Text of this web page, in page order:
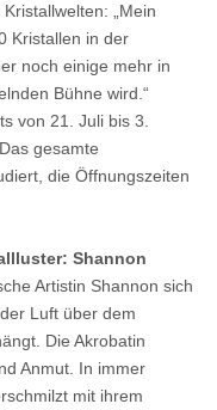
„Mein
Kristallen in der
noch einige mehr in
Bühne wird.“
von 21. Juli bis 3.
gesamte
die Öffnungszeiten
Shannon
Artistin Shannon sich
Luft über dem
Die Akrobatin
Anmut. In immer
mit ihrem